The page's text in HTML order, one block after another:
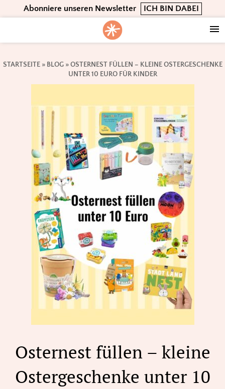
to
navigation
to
content
to
Abonniere unseren Newsletter ICH BIN DABEI
STARTSEITE» BLOG»OSTERNEST FÜLLEN – KLEINE OSTERGESCHENKE
UNTER 10 EURO FÜR KINDER
Osternest füllen – kleine
Ostergeschenke unter 10